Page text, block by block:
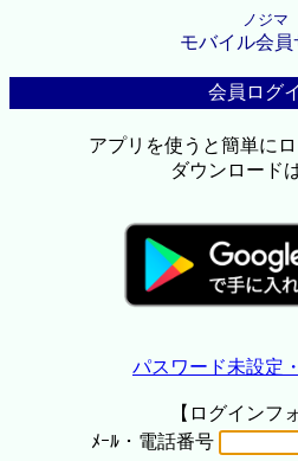
ノジマ
モバイル会員
会員ログ
アプリを使うと簡単に
ダウンロード
パスワード未設定
【ログインフ
ﾒｰﾙ・電話番号